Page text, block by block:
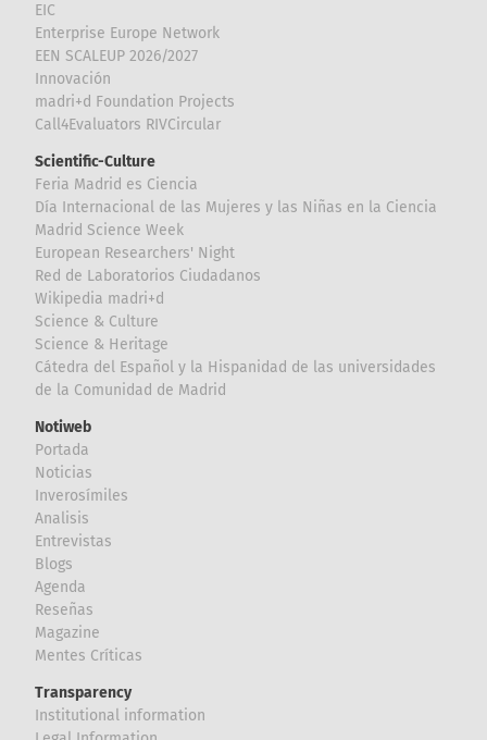
EIC
Enterprise Europe Network
EEN SCALEUP 2026/2027
Innovación
madri+d Foundation Projects
Call4Evaluators RIVCircular
Scientific-Culture
Feria Madrid es Ciencia
Día Internacional de las Mujeres y las Niñas en la Ciencia
Madrid Science Week
European Researchers' Night
Red de Laboratorios Ciudadanos
Wikipedia madri+d
Science & Culture
Science & Heritage
Cátedra del Español y la Hispanidad de las universidades
de la Comunidad de Madrid
Notiweb
Portada
Noticias
Inverosímiles
Analisis
Entrevistas
Blogs
Agenda
Reseñas
Magazine
Mentes Críticas
Transparency
Institutional information